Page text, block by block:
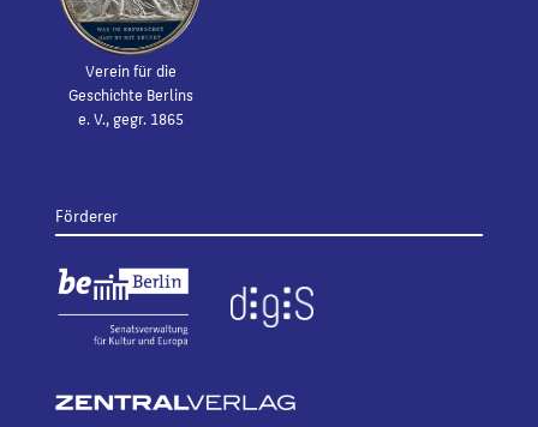
Verein für die
Geschichte Berlins
e. V., gegr. 1865
Förderer